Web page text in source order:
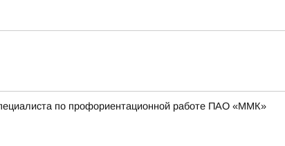
по профориентационной работе ПАО «ММК»